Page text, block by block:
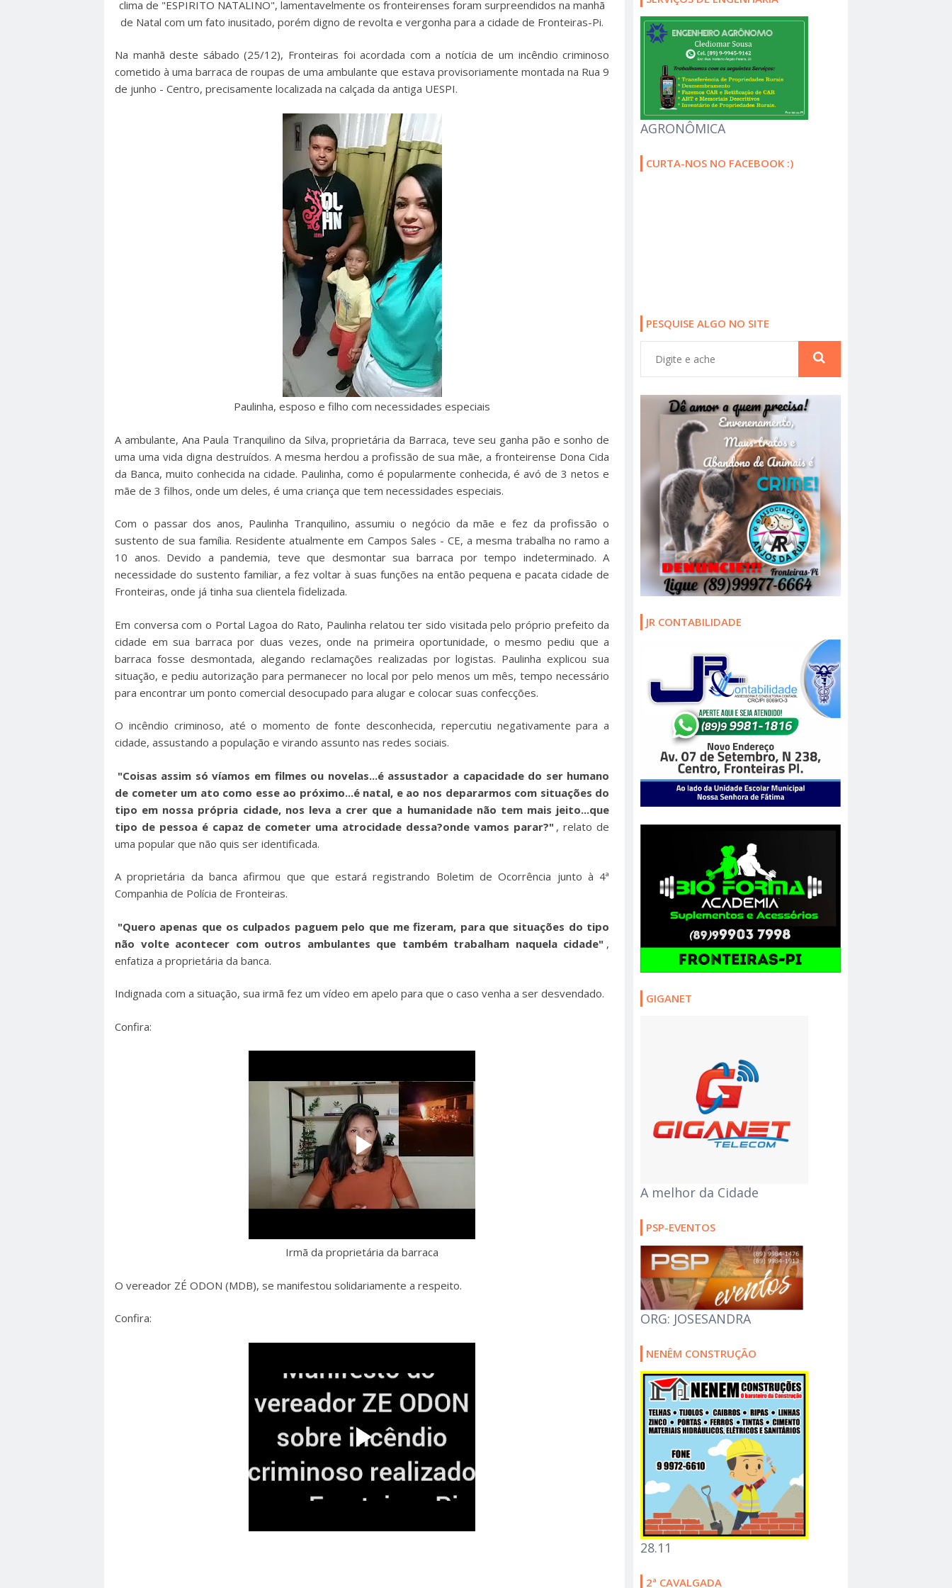
clima de "ESPIRITO NATALINO", lamentavelmente os fronteirenses foram surpreendidos na manhã
de Natal com um fato inusitado, porém digno de revolta e vergonha para a cidade de Fronteiras-Pi.
Na manhã deste sábado (25/12), Fronteiras foi acordada com a notícia de um incêndio criminoso
cometido à uma barraca de roupas de uma ambulante que estava provisoriamente montada na Rua 9
de junho - Centro, precisamente localizada na calçada da antiga UESPI.
Paulinha, esposo e filho com necessidades especiais
A ambulante, Ana Paula Tranquilino da Silva, proprietária da Barraca, teve seu ganha pão e sonho de
uma uma vida digna destruídos. A mesma herdou a profissão de sua mãe, a fronteirense Dona Cida
da Banca, muito conhecida na cidade. Paulinha, como é popularmente conhecida, é avó de 3 netos e
mãe de 3 filhos, onde um deles, é uma criança que tem necessidades especiais.
Com o passar dos anos, Paulinha Tranquilino, assumiu o negócio da mãe e fez da profissão o
sustento de sua família. Residente atualmente em Campos Sales - CE, a mesma trabalha no ramo a
10 anos. Devido a pandemia, teve que desmontar sua barraca por tempo indeterminado. A
necessidade do sustento familiar, a fez voltar à suas funções na então pequena e pacata cidade de
Fronteiras, onde já tinha sua clientela fidelizada.
Em conversa com o Portal Lagoa do Rato, Paulinha relatou ter sido visitada pelo próprio prefeito da
cidade em sua barraca por duas vezes, onde na primeira oportunidade, o mesmo pediu que a
barraca fosse desmontada, alegando reclamações realizadas por logistas. Paulinha explicou sua
situação, e pediu autorização para permanecer no local por pelo menos um mês, tempo necessário
para encontrar um ponto comercial desocupado para alugar e colocar suas confecções.
O incêndio criminoso, até o momento de fonte desconhecida, repercutiu negativamente para a
cidade, assustando a população e virando assunto nas redes sociais.
"Coisas assim só víamos em filmes ou novelas...é assustador a capacidade do ser humano
de cometer um ato como esse ao próximo...é natal, e ao nos depararmos com situações do
tipo em nossa própria cidade, nos leva a crer que a humanidade não tem mais jeito...que
tipo de pessoa é capaz de cometer uma atrocidade dessa?onde vamos parar?" , relato de
uma popular que não quis ser identificada.
A proprietária da banca afirmou que que estará registrando Boletim de Ocorrência junto à 4ª
Companhia de Polícia de Fronteiras.
"Quero apenas que os culpados paguem pelo que me fizeram, para que situações do tipo
não volte acontecer com outros ambulantes que também trabalham naquela cidade" ,
enfatiza a proprietária da banca.
Indignada com a situação, sua irmã fez um vídeo em apelo para que o caso venha a ser desvendado.
Confira:
Irmã da proprietária da barraca
O vereador ZÉ ODON (MDB), se manifestou solidariamente a respeito.
Confira:
AGRONÔMICA
CURTA-NOS NO FACEBOOK :)
PESQUISE ALGO NO SITE
JR CONTABILIDADE
GIGANET
A melhor da Cidade
PSP-EVENTOS
ORG: JOSESANDRA
NENÊM CONSTRUÇÃO
28.11
2ª CAVALGADA